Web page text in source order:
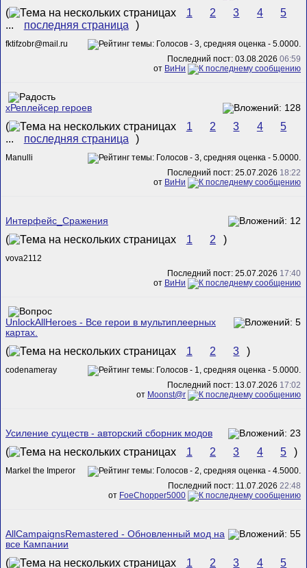
( 1 2 3 4
5
...
последняя страница )
fktifzobr@mail.ru
Последний пост: 03.08.2026 06:59
от ВиНи
xРеплейсер героев
( 1 2 3 4
5
...
последняя страница )
Manulli
Последний пост: 25.07.2026 18:22
от ВиНи
Интерфейс_Сражения
( 1 2 )
vova2112
Последний пост: 25.07.2026 17:40
от ВиНи
UnlockAllHeroes - Все герои в мультиплеерных
картах.
( 1 2 3 )
codenameray
Последний пост: 13.07.2026 17:02
от Mооnst@r
Усиление существ - авторский сборник модов
( 1 2 3 4 5 )
Markel the Imperor
Последний пост: 11.07.2026 22:48
от FoeChopper5000
AllCampaignsRemastered - Обновленный мод на
все Кампании
( 1 2 3 4 5